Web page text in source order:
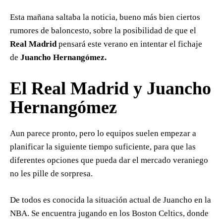
Esta mañana saltaba la noticia, bueno más bien ciertos
rumores de baloncesto, sobre la posibilidad de que el
Real Madridpensará este verano en intentar el fichaje
de Juancho Hernangómez.
El Real Madrid y Juancho
Hernangómez
Aun parece pronto, pero lo equipos suelen empezar a
planificar la siguiente tiempo suficiente, para que las
diferentes opciones que pueda dar el mercado veraniego
no les pille de sorpresa.
De todos es conocida la situación actual de Juancho en la
NBA. Se encuentra jugando en los Boston Celtics, donde